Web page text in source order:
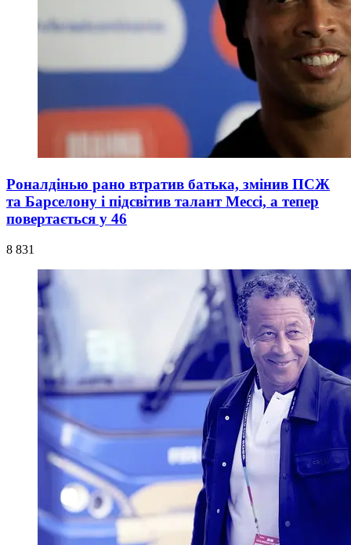
Роналдінью рано втратив батька, змінив ПСЖ
та Барселону і підсвітив талант Мессі, а тепер
повертається у 46
8 831